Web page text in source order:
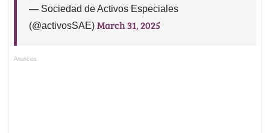
— Sociedad de Activos Especiales
(@activosSAE) March 31, 2025
Anuncios.